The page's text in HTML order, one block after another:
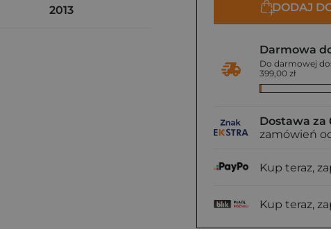
DODAJ
Darmowa
Do darmowej
399,00 zł
Dostawa za
zamówień
Kup teraz,
Kup teraz,
2013